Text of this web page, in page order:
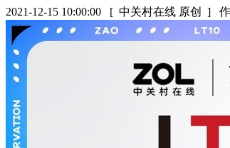
2021-12-15 10:00:00 [ 中关村在线 原创 ]